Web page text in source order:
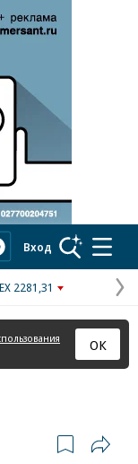
ad
Вход
2281,31
ОК